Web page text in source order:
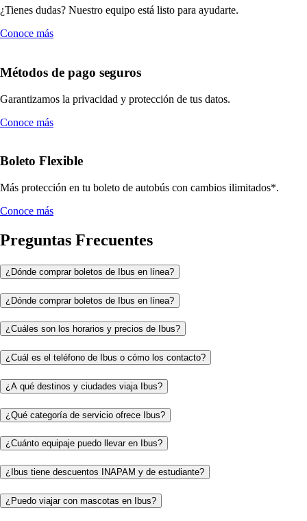
¿Tienes dudas? Nuestro equipo está listo para ayudarte.
Conoce más
Métodos de pago seguros
Garantizamos la privacidad y protección de tus datos.
Conoce más
Boleto Flexible
Más protección en tu boleto de autobús con cambios ilimitados*.
Conoce más
Preguntas Frecuentes
¿Dónde comprar boletos de Ibus en línea?
¿Dónde comprar boletos de Ibus en línea?
¿Cuáles son los horarios y precios de Ibus?
¿Cuál es el teléfono de Ibus o cómo los contacto?
¿A qué destinos y ciudades viaja Ibus?
¿Qué categoría de servicio ofrece Ibus?
¿Cuánto equipaje puedo llevar en Ibus?
¿Ibus tiene descuentos INAPAM y de estudiante?
¿Puedo viajar con mascotas en Ibus?